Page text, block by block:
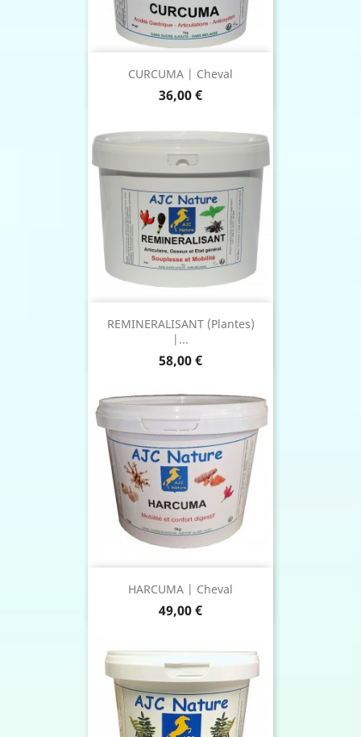
CURCUMA | Cheval
Prix
36,00 €
REMINERALISANT (Plantes)
|...
Prix
58,00 €
HARCUMA | Cheval
Prix
49,00 €